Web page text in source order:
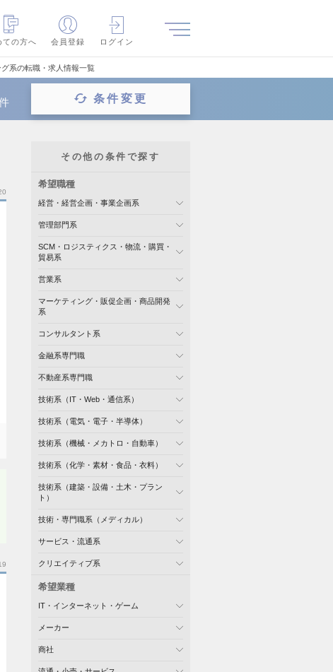
ての方へ
会員登録 ログイン
系の転職・求人情報一覧
条件変更
その他の条件で探す
希望職種
経営・経営企画・事業企画系
管理部門系
SCM・ロジスティクス・物流・購買・
貿易系
営業系
マーケティング・販促企画・商品開発
系
コンサルタント系
金融系専門職
不動産系専門職
技術系（IT・Web・通信系）
技術系（電気・電子・半導体）
技術系（機械・メカトロ・自動車）
技術系（化学・素材・食品・衣料）
技術系（建築・設備・土木・プラン
ト）
技術・専門職系（メディカル）
サービス・流通系
クリエイティブ系
希望業種
IT・インターネット・ゲーム
メーカー
商社